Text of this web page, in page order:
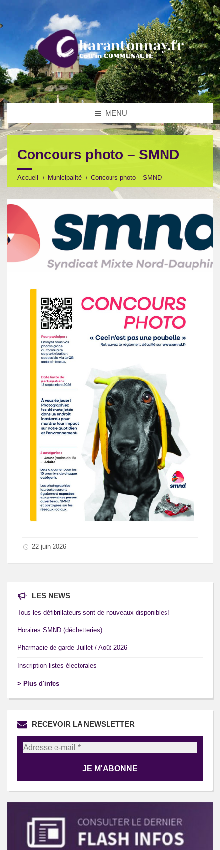
MENU
Concours photo – SMND
Accueil Municipalité Concours photo – SMND
22 juin 2026
LES NEWS
Tous les défibrillateurs sont de nouveaux disponibles!
Horaires SMND (déchetteries)
Pharmacie de garde Juillet / Août 2026
Inscription listes électorales
> Plus d'infos
RECEVOIR LA NEWSLETTER